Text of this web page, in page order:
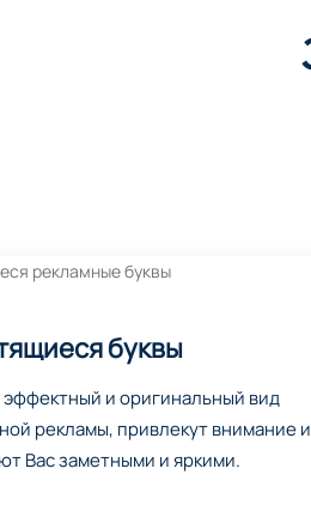
буквы
и оригинальный вид
рекламы, привлекут внимание и
Вас заметными и яркими.